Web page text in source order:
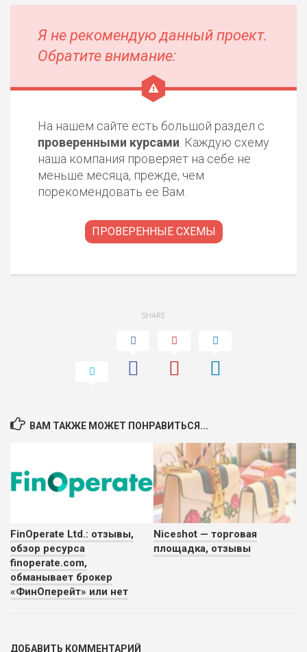
Я не рекомендую данный проект.
Обратите внимание:
На нашем сайте есть большой раздел с
проверенными курсами . Каждую схему
наша компания проверяет на себе не
меньше месяца, прежде, чем
порекомендовать ее Вам.
ПРОВЕРЕННЫЕ СХЕМЫ
SHARE
ВАМ ТАКЖЕ МОЖЕТ ПОНРАВИТЬСЯ...
FinOperate Ltd.: отзывы,
обзор ресурса
finoperate.com,
обманывает брокер
«ФинОперейт» или нет
Niceshot — торговая
площадка, отзывы
ДОБАВИТЬ КОММЕНТАРИЙ